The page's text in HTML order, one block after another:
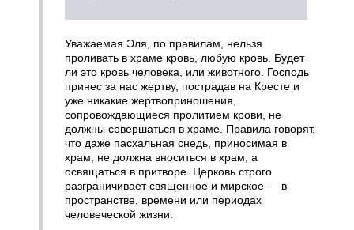
Уважаемая Эля, по правилам, нельзя
проливать в храме кровь, любую кровь. Будет
ли это кровь человека, или животного. Господь
принес за нас жертву, пострадав на Кресте и
уже никакие жертвоприношения,
сопровождающиеся пролитием крови, не
должны совершаться в храме. Правила говорят,
что даже пасхальная снедь, приносимая в
храм, не должна вноситься в храм, а
освящаться в притворе. Церковь строго
разграничивает священное и мирское — в
пространстве, времени или периодах
человеческой жизни.